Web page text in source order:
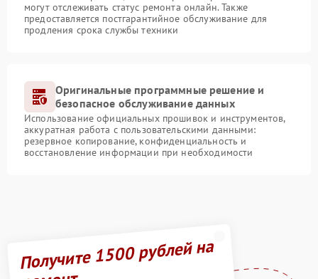
могут отслеживать статус ремонта онлайн. Также
предоставляется постгарантийное обслуживание для
продления срока службы техники
Оригинальные программные решение и
безопасное обслуживание данных
Использование официальных прошивок и инструментов,
аккуратная работа с пользовательскими данными:
резервное копирование, конфиденциальность и
восстановление информации при необходимости
Получите 1500 рублей на